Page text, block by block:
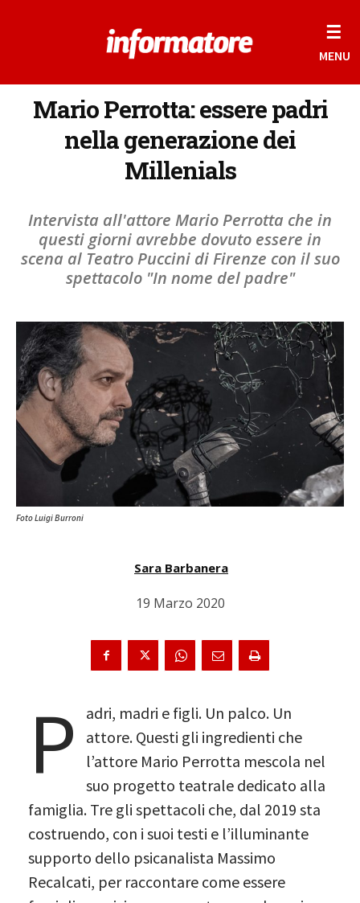
☰
MENU
Mario Perrotta: essere padri
nella generazione dei
Millenials
Intervista all'attore Mario Perrotta che in
questi giorni avrebbe dovuto essere in
scena al Teatro Puccini di Firenze con il suo
spettacolo "In nome del padre"
Foto Luigi Burroni
Sara Barbanera
19 Marzo 2020
P
adri, madri e figli. Un palco. Un
attore. Questi gli ingredienti che
l’attore Mario Perrotta mescola nel
suo progetto teatrale dedicato alla
famiglia. Tre gli spettacoli che, dal 2019 sta
costruendo, con i suoi testi e l’illuminante
supporto dello psicanalista Massimo
Recalcati, per raccontare come essere